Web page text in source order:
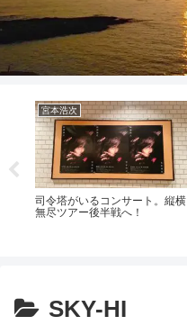
宮本浩次
司令塔がいるコンサート。縦横
無尽ツアー後半戦へ！
SKY-HI